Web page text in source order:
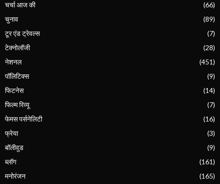
चर्चा आज की
(66)
चुनाव
(89)
टूर एंड ट्रेवल्स
(7)
टेक्नोलॉजी
(28)
नेशनल
(451)
पॉलिटिक्स
(9)
फिटनेस
(14)
फिल्म रिव्यू
(7)
फेमस पर्सनेलिटी
(16)
फ्रेया
(3)
बॉलीवुड
(9)
ब्लॉग
(161)
मनोरंजन
(165)